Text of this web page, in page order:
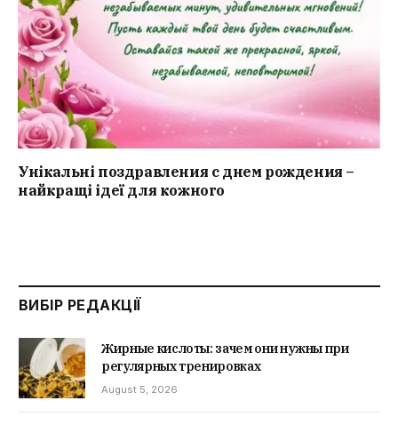
Унікальні поздравления с днем рождения –
найкращі ідеї для кожного
ВИБІР РЕДАКЦІЇ
Жирные кислоты: зачем они нужны при
регулярных тренировках
August 5, 2026